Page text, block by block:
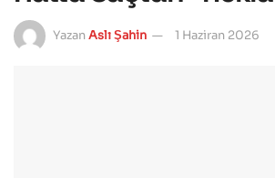
Yazan Aslı Şahin 1 Haziran 2026